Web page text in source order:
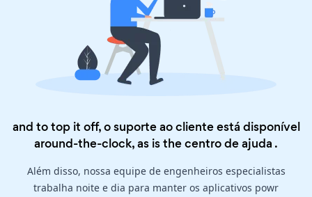
and to top it off, o suporte ao cliente está disponível
around-the-clock, as is thecentro de ajuda .
Além disso, nossa equipe de engenheiros especialistas
trabalha noite e dia para manter os aplicativos powr